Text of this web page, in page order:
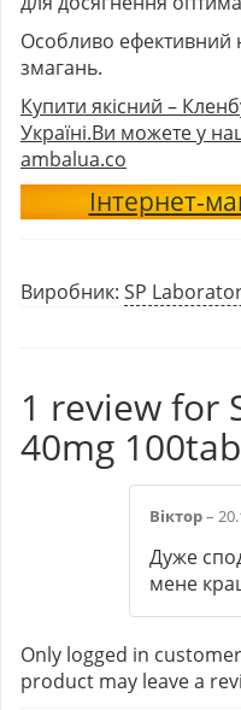
Особливо ефективний
змагань.
Купити якісний –
Україні.Ви можете у
ambalua.co
Інтернет-
Виробник: SP
1 review for
40mg
Віктор–
Дуже
мене
Only logged in
product may leave a